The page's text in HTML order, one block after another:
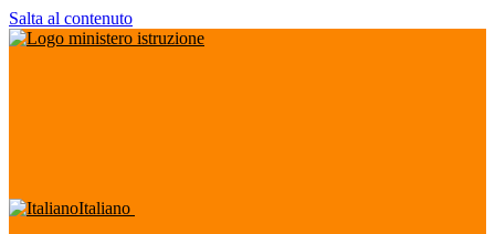
Salta al contenuto
Italiano